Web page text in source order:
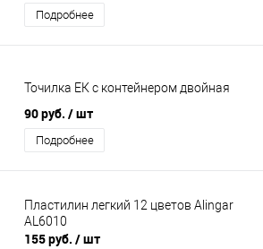
Подробнее
Точилка ЕК с контейнером двойная
90 руб. / шт
Подробнее
Пластилин легкий 12 цветов Alingar
AL6010
155 руб. / шт